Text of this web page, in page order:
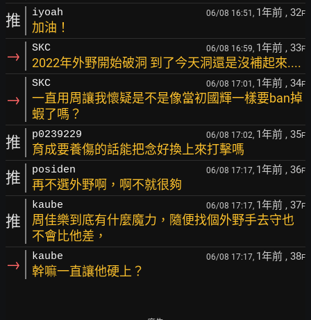
推 iyoah 06/08 16:51, 1年前 , 32F
加油！
→ SKC 06/08 16:59, 1年前 , 33F
2022年外野開始破洞 到了今天洞還是沒補起來....
→
SKC 06/08 17:01, 1年前 , 34F
一直用周讓我懷疑是不是像當初國輝一樣要ban掉
蝦了嗎？
推 p0239229 06/08 17:02, 1年前 , 35F
育成要養傷的話能把念好換上來打擊嗎
推 posiden 06/08 17:17, 1年前 , 36F
再不選外野啊，啊不就很夠
推
kaube 06/08 17:17, 1年前 , 37F
周佳樂到底有什麼魔力，隨便找個外野手去守也
不會比他差，
→ kaube 06/08 17:17, 1年前 , 38F
幹嘛一直讓他硬上？